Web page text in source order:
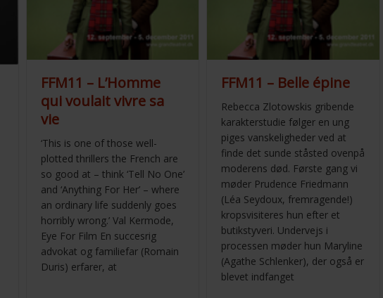
FFM11 – L’Homme
qui voulait vivre sa
vie
‘This is one of those well-
plotted thrillers the French are
so good at – think ‘Tell No One’
and ‘Anything For Her’ – where
an ordinary life suddenly goes
horribly wrong.’ Val Kermode,
Eye For Film En succesrig
advokat og familiefar (Romain
Duris) erfarer, at
FFM11 – Belle épine
Rebecca Zlotowskis gribende
karakterstudie følger en ung
piges vanskeligheder ved at
finde det sunde ståsted ovenpå
moderens død. Første gang vi
møder Prudence Friedmann
(Léa Seydoux, fremragende!)
kropsvisiteres hun efter et
butikstyveri. Undervejs i
processen møder hun Maryline
(Agathe Schlenker), der også er
blevet indfanget